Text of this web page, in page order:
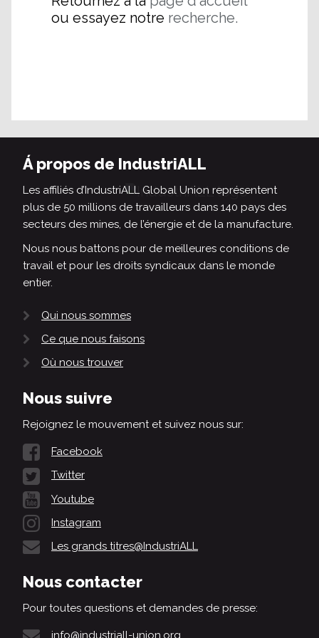
ou essayez notre recherche.
Á propos de IndustriALL
Les affiliés d’IndustriALL Global Union représentent
plus de 50 millions de travailleurs dans 140 pays des
secteurs des mines, de l’énergie et de la manufacture.
Nous nous battons pour de meilleures conditions de
travail et pour les droits syndicaux dans le monde
entier.
Qui nous sommes
Ce que nous faisons
Où nous trouver
Nous suivre
Rejoignez le mouvement et suivez nous sur:
Facebook
Twitter
Youtube
Instagram
Les grands titres@IndustriALL
Nous contacter
Pour toutes questions et demandes de presse:
info@industriall-union.org